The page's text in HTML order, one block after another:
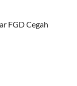
FGD Cegah